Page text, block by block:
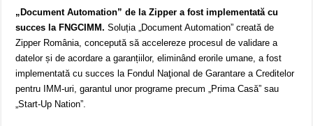
„Document Automation” de la Zipper a fost implementată cu
succes laFNGCIMM.Soluția „Document Automation” creată de
Zipper România, concepută să accelereze procesul de validare a
datelor și de acordare a garanțiilor, eliminând erorile umane, a fost
implementată cu succes la Fondul Naţional de Garantare a Creditelor
pentru IMM-uri, garantul unor programe precum „Prima Casă” sau
„Start-Up Nation”.